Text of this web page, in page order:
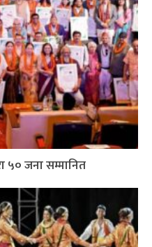
५० जना सम्मानित